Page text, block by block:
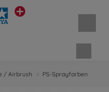
/ Airbrush PS-Sprayfarben